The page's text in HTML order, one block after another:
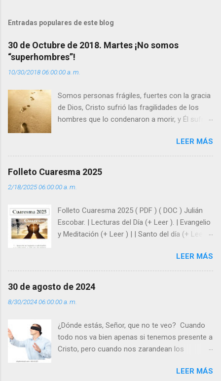
t
r
i
o
s
Entradas populares de este blog
30 de Octubre de 2018. Martes ¡No somos
“superhombres”!
10/30/2018 06:00:00 a. m.
Somos personas frágiles, fuertes con la gracia
de Dios, Cristo sufrió las fragilidades de los
hombres que lo condenaron a morir, y Él sufrió
enseña Jesucristo? Que, si seguimos sus
huellas, sin ser superhombres, podemos
afrontar las adversidades con la fuerza y la luz
siempre está pendiente de nosotros. Amar es
y protegidos por nosotros. “ Señor, soy un
árbol sin frutos, pero tú me das la savia para
que al menos mis ramas y hojas den sombra
super hombre? - ¿Superas tu fragilidad con la
gracia de Dios? Julián Escobar. | Lecturas del
Día (+ Leer ). | Evangelio y Meditación (+ Leer ) |
LEER MÁS
Folleto Cuaresma 2025
2/18/2025 06:00:00 a. m.
Folleto Cuaresma 2025 ( PDF ) ( DOC ) Julián
Escobar. | Lecturas del Día (+ Leer ). | Evangelio
y Meditación (+ Leer ) | | Santo del día (+ Leer )
LEER MÁS
30 de agosto de 2024
8/30/2024 06:00:00 a. m.
¿Dónde estás, Señor, que no te veo? Cuando
todo nos va bien apenas si tenemos presente a
Cristo, pero cuando nos zarandean los
“¿Dónde estás, Señor, que no te veo, que me
LEER MÁS